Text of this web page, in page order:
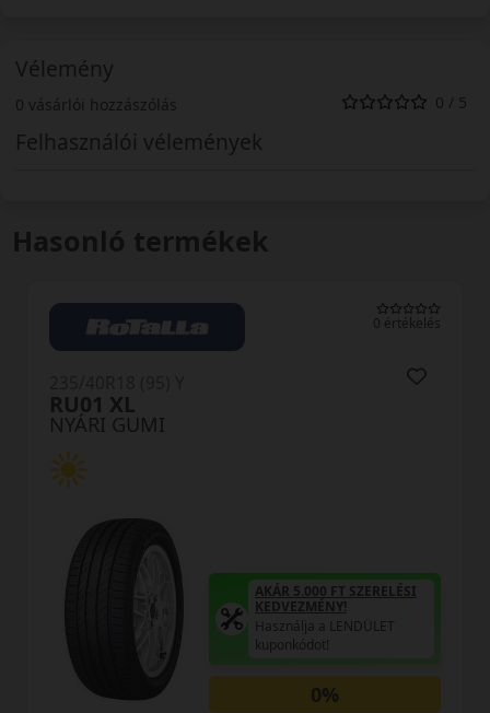
Vélemény
0 vásárlói hozzászólás 0 / 5
Felhasználói vélemények
Hasonló termékek
0 értékelés
NYÁRI GUMI
RU01 XL
AKÁR 5.000 FT SZERELÉSI
KEDVEZMÉNY!
Használja a LENDÜLET
kuponkódot!
0%